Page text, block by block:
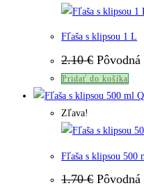
Fľaša s klipsou 1 L
2.10€
Pridať do košíka
Zľava!
Fľaša s klipsou 500
1.70€